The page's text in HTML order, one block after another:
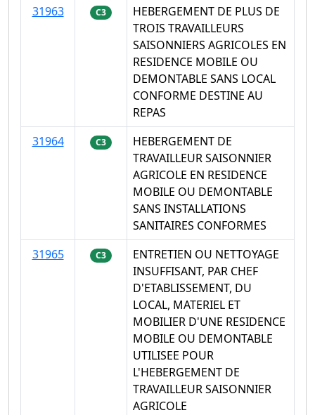
31963
C3
HEBERGEMENT DE PLUS DE
TROIS TRAVAILLEURS
SAISONNIERS AGRICOLES EN
RESIDENCE MOBILE OU
DEMONTABLE SANS LOCAL
CONFORME DESTINE AU
REPAS
31964
C3
HEBERGEMENT DE
TRAVAILLEUR SAISONNIER
AGRICOLE EN RESIDENCE
MOBILE OU DEMONTABLE
SANS INSTALLATIONS
SANITAIRES CONFORMES
31965
C3
ENTRETIEN OU NETTOYAGE
INSUFFISANT, PAR CHEF
D'ETABLISSEMENT, DU
LOCAL, MATERIEL ET
MOBILIER D'UNE RESIDENCE
MOBILE OU DEMONTABLE
UTILISEE POUR
L'HEBERGEMENT DE
TRAVAILLEUR SAISONNIER
AGRICOLE